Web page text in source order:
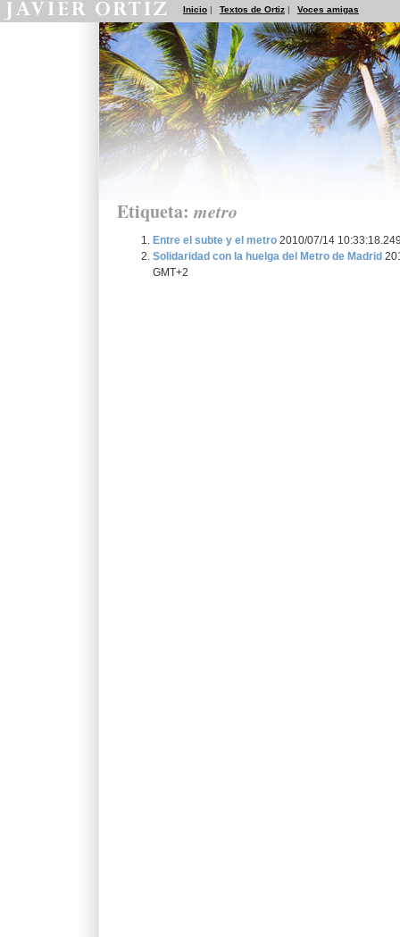
Inicio | Textos de Ortiz | Voces amigas
Etiqueta: metro
Entre el subte y el metro 2010/07/14
Solidaridad con la huelga del Metro de Madrid
GMT+2